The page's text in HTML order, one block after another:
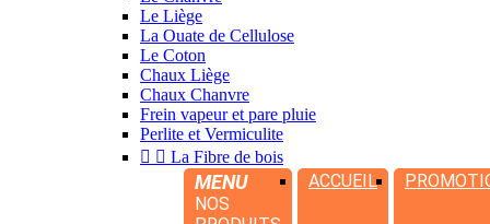
Le Liège
La Ouate de Cellulose
Le Coton
Chaux Liège
Chaux Chanvre
Frein vapeur et pare pluie
Perlite et Vermiculite
  La Fibre de bois
MENU
NOS
ACCUEIL